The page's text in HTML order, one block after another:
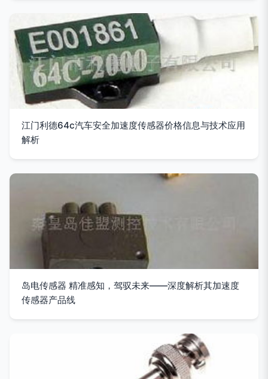
江门利德64c汽车安全加速度传感器价格信息与技术应用
解析
岛电传感器 精准感知，驾驭未来——深度解析其加速度
传感器产品线